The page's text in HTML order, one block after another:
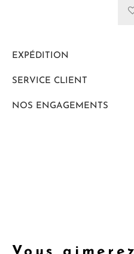
EXPÉDITION
SERVICE CLIENT
NOS ENGAGEMENTS